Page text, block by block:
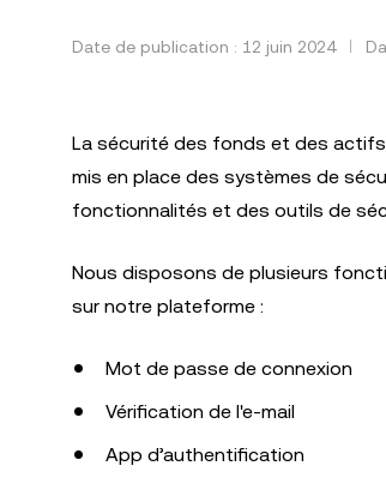
Date de publication : 12 juin 2024
La sécurité des fonds et des
mis en place des systèmes de
fonctionnalités et des outils de
Nous disposons de plusieurs
sur notre plateforme :
Mot de passe de connexion
Vérification de l'e-mail
App d’authentification